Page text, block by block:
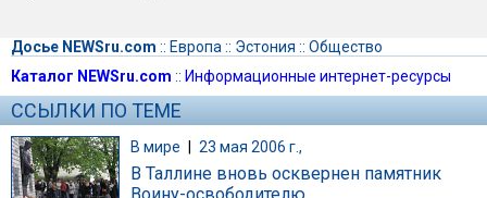
Досье NEWSru.com :: Европа :: Эстония :: Общество
Каталог NEWSru.com :: Информационные интернет-ресурсы
ССЫЛКИ ПО ТЕМЕ
В мире | 23 мая 2006 г.,
В Таллине вновь осквернен памятник
Воину-освободителю